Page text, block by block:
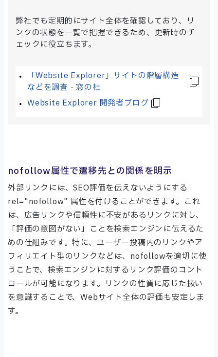
弊社でも定期的にサイト全体を確認しており、リ
ンクの状態を一覧で把握できるため、更新時のチ
ェックに役立ちます。
「Website Explorer」サイトの階層構造
などを調査 - 窓の杜
Website Explorer 開発者ブログ
nofollow属性で遷移先との関係を明示
外部リンクには、SEO評価を伝えないようにする
rel="nofollow" 属性を付けることができます。これ
は、広告リンクや信頼性に不安があるリンクに対し、
「評価の意図がない」ことを検索エンジンに伝えるた
めの仕組みです。特に、ユーザー投稿内のリンクやア
フィリエイト型のリンクなどは、nofollowを適切に使
うことで、検索エンジンに対するリンク評価のコント
ロールが可能になります。リンクの性質に応じた扱い
を意識することで、Webサイト全体の評価も安定しま
す。